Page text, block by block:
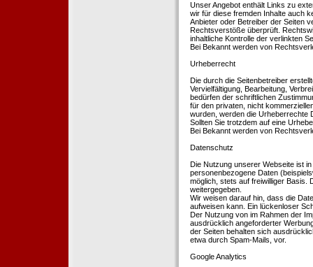
Unser Angebot enthält Links zu
wir für diese fremden Inhalte auch
Anbieter oder Betreiber der Seiten
Rechtsverstöße überprüft.
inhaltliche Kontrolle der verlinkten
Bei Bekannt werden von
Urheberrecht
Die durch die Seitenbetreiber
Vervielfältigung, Bearbeitung,
bedürfen der schriftlichen
für den privaten, nicht
wurden, werden die Urheberrechte
Sollten Sie trotzdem auf eine
Bei Bekannt werden von
Datenschutz
Die Nutzung unserer Webseite ist
personenbezogene Daten
möglich, stets auf freiwilliger Basis.
weitergegeben.
Wir weisen darauf hin, dass die
aufweisen kann. Ein lückenloser
Der Nutzung von im Rahmen der
ausdrücklich angeforderter
der Seiten behalten sich
etwa durch Spam-Mails, vor.
Google Analytics